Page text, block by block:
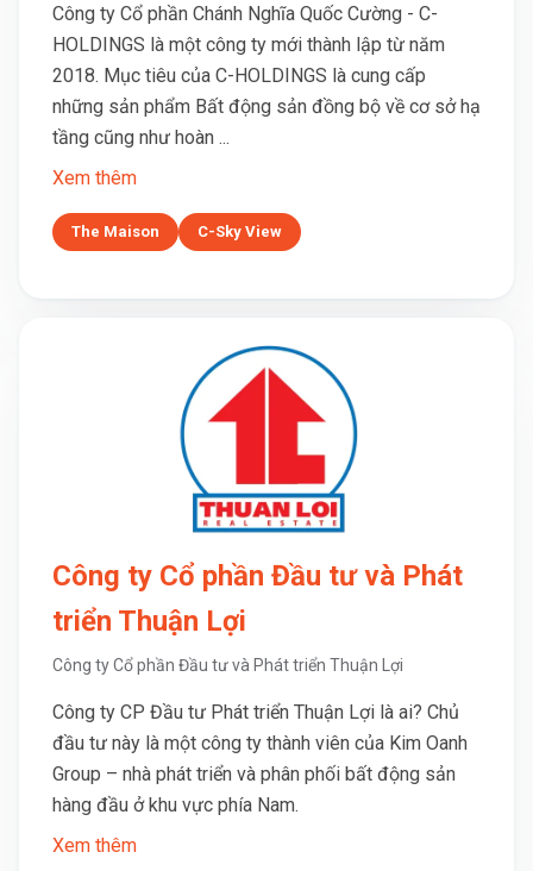
Công ty Cổ phần Chánh Nghĩa Quốc Cường - C-
HOLDINGS là một công ty mới thành lập từ năm
2018. Mục tiêu của C-HOLDINGS là cung cấp
những sản phẩm Bất động sản đồng bộ về cơ sở hạ
tầng cũng như hoàn ...
Xem thêm
The Maison C-Sky View
Công ty Cổ phần Đầu tư và Phát
triển Thuận Lợi
Công ty Cổ phần Đầu tư và Phát triển Thuận Lợi
Công ty CP Đầu tư Phát triển Thuận Lợi là ai? Chủ
đầu tư này là một công ty thành viên của Kim Oanh
Group – nhà phát triển và phân phối bất động sản
hàng đầu ở khu vực phía Nam.
Xem thêm